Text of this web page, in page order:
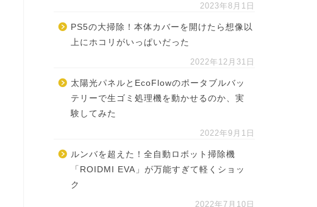
2023年8月1日
PS5の大掃除！本体カバーを開けたら想像以
上にホコリがいっぱいだった
2022年12月31日
太陽光パネルとEcoFlowのポータブルバッ
テリーで生ゴミ処理機を動かせるのか、実
験してみた
2022年9月1日
ルンバを超えた！全自動ロボット掃除機
「ROIDMI EVA」が万能すぎて軽くショッ
ク
2022年7月10日